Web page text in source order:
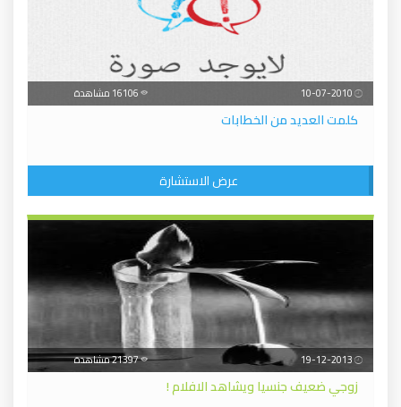
كلمت العديد من الخطابات
عرض الاستشارة
21397 مشاهدة
زوجي ضعيف جنسيا ويشاهد الافلام !